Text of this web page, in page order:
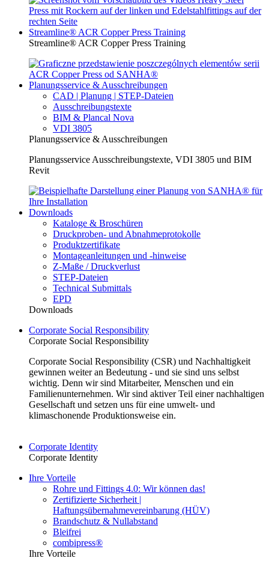
Streamline® ACR Copper Press Training
Streamline® ACR Copper Press Training
Planungsservice & Ausschreibungen
CAD | Planung | STEP-Dateien
Ausschreibungstexte
BIM & Plancal Nova
VDI 3805
Planungsservice & Ausschreibungen
Planungsservice Ausschreibungstexte, VDI 3805 und BIM
Revit
Downloads
Kataloge & Broschüren
Druckproben- und Abnahmeprotokolle
Produktzertifikate
Montageanleitungen und -hinweise
Z-Maße / Druckverlust
STEP-Dateien
Technical Submittals
EPD
Downloads
Corporate Social Responsibility
Corporate Social Responsibility
Corporate Social Responsibility (CSR) und Nachhaltigkeit
gewinnen weiter an Bedeutung - und sie sind uns selbst
wichtig. Denn wir sind Mitarbeiter, Menschen und ein
Familienunternehmen. Wir sind aktiver Teil einer nachhaltigen
Gesellschaft und setzen uns für eine umwelt- und
klimaschonende Produktionsweise ein.
Corporate Identity
Corporate Identity
Ihre Vorteile
Rohre und Fittings 4.0: Wir können das!
Zertifizierte Sicherheit |
Haftungsübernahmevereinbarung (HÜV)
Brandschutz & Nullabstand
Bleifrei
combipress®
Ihre Vorteile